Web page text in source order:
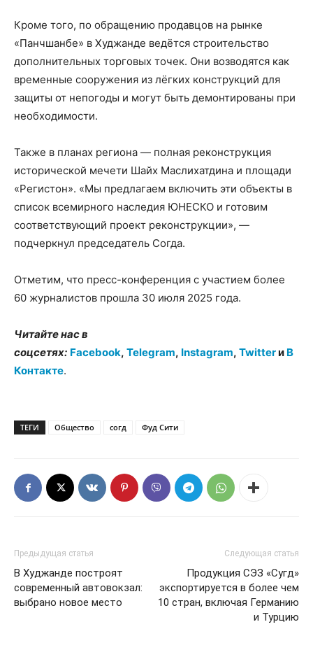
Кроме того, по обращению продавцов на рынке
«Панчшанбе» в Худжанде ведётся строительство
дополнительных торговых точек. Они возводятся как
временные сооружения из лёгких конструкций для
защиты от непогоды и могут быть демонтированы при
необходимости.
Также в планах региона — полная реконструкция
исторической мечети Шайх Маслихатдина и площади
«Регистон». «Мы предлагаем включить эти объекты в
список всемирного наследия ЮНЕСКО и готовим
соответствующий проект реконструкции», —
подчеркнул председатель Согда.
Отметим, что пресс-конференция с участием более
60 журналистов прошла 30 июля 2025 года.
Читайте нас в
соцсетях: Facebook, Telegram, Instagram, Twitterи В
Контакте.
ТЕГИ Общество согд Фуд Сити
Предыдущая статья
В Худжанде построят
современный автовокзал:
выбрано новое место
Следующая статья
Продукция СЭЗ «Сугд»
экспортируется в более чем
10 стран, включая Германию
и Турцию